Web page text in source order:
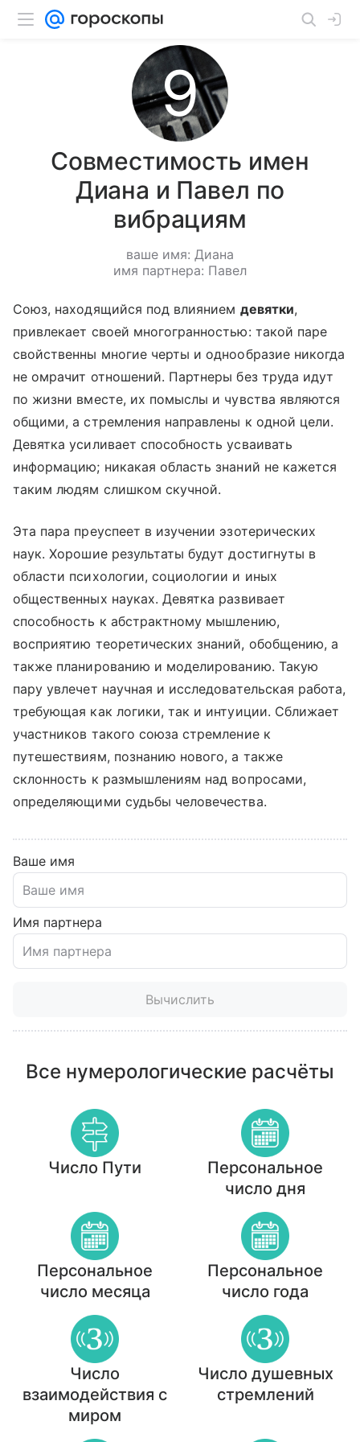
Совместимость имен
Диана и Павел по
вибрациям
ваше имя: Диана
имя партнера: Павел
Союз, находящийся под влиянием девятки,
привлекает своей многогранностью: такой паре
свойственны многие черты и однообразие никогда
не омрачит отношений. Партнеры без труда идут
по жизни вместе, их помыслы и чувства являются
общими, а стремления направлены к одной цели.
Девятка усиливает способность усваивать
информацию; никакая область знаний не кажется
таким людям слишком скучной.
Эта пара преуспеет в изучении эзотерических
наук. Хорошие результаты будут достигнуты в
области психологии, социологии и иных
общественных науках. Девятка развивает
способность к абстрактному мышлению,
восприятию теоретических знаний, обобщению, а
также планированию и моделированию. Такую
пару увлечет научная и исследовательская работа,
требующая как логики, так и интуиции. Сближает
участников такого союза стремление к
путешествиям, познанию нового, а также
склонность к размышлениям над вопросами,
определяющими судьбы человечества.
Ваше имя
Имя партнера
Вычислить
Все нумерологические расчёты
Число Пути
Персональное
число дня
Персональное
число месяца
Персональное
число года
Число
взаимодействия с
миром
Число душевных
стремлений